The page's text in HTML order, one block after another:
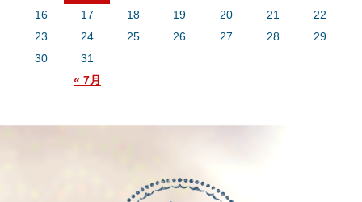
« 7月
16
17 18 19 20 21
22
23
24 25 26 27 28
29
30
31